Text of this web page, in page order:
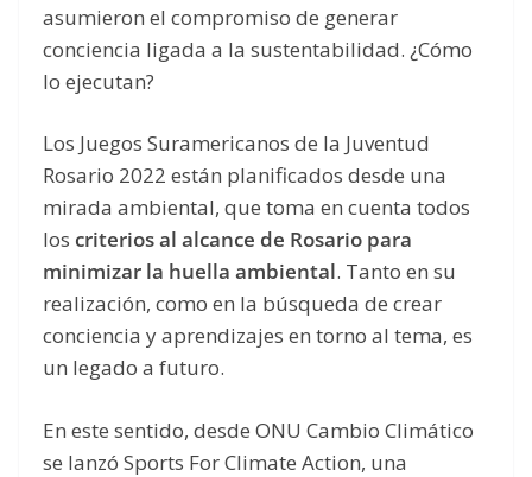
asumieron el compromiso de generar
conciencia ligada a la sustentabilidad. ¿Cómo
lo ejecutan?
Los Juegos Suramericanos de la Juventud
Rosario 2022 están planificados desde una
mirada ambiental, que toma en cuenta todos
los criterios al alcance de Rosario para
minimizar la huella ambiental. Tanto en su
realización, como en la búsqueda de crear
conciencia y aprendizajes en torno al tema, es
un legado a futuro.
En este sentido, desde ONU Cambio Climático
se lanzó Sports For Climate Action, una